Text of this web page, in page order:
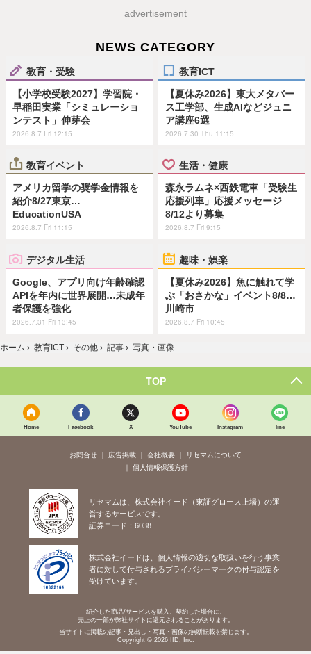
advertisement
NEWS CATEGORY
教育・受験
【小学校受験2027】学習院・
早稲田実業「シミュレーショ
ンテスト」伸芽会
2026.8.7 Fri 12:15
教育ICT
【夏休み2026】東大メタバー
ス工学部、生成AIなどジュニ
ア講座6選
2026.7.30 Thu 11:15
教育イベント
アメリカ留学の奨学金情報を
紹介8/27東京…
EducationUSA
2026.8.7 Fri 11:15
生活・健康
森永ラムネ×西鉄電車「受験生
応援列車」応援メッセージ
8/12より募集
2026.8.7 Fri 9:15
デジタル生活
Google、アプリ向け年齢確認
APIを年内に世界展開…未成年
者保護を強化
2026.7.31 Fri 13:45
趣味・娯楽
【夏休み2026】魚に触れて学
ぶ「おさかな」イベント8/8…
川崎市
2026.8.7 Fri 10:45
ホーム › 教育ICT › その他 › 記事 › 写真・画像
TOP
Home Facebook X YouTube Instagram line
お問合せ 広告掲載 会社概要
リセマムについて
個人情報保護方針
リセマムは、株式会社イード（東証グロース上場）の運
営するサービスです。
証券コード：6038
株式会社イードは、個人情報の適切な取扱いを行う事業
者に対して付与されるプライバシーマークの付与認定を
受けています。
紹介した商品/サービスを購入、契約した場合に、
売上の一部が弊社サイトに還元されることがあります。
当サイトに掲載の記事・見出し・写真・画像の無断転載を禁じます。
Copyright © 2026 IID, Inc.